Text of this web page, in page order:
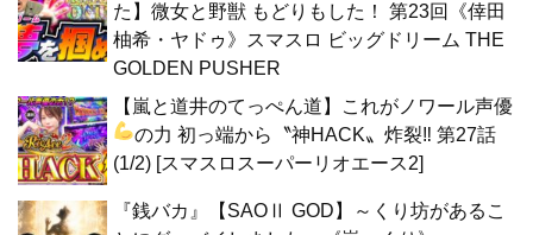
た】微女と野獣 もどりもした！ 第23回《倖田
柚希・ヤドゥ》スマスロ ビッグドリーム THE
GOLDEN PUSHER
【嵐と道井のてっぺん道】これがノワール声優
の力 初っ端から〝神HACK〟炸裂‼ 第27話
(1/2) [スマスロスーパーリオエース2]
『銭バカ』【SAOⅡ GOD】～くり坊があるこ